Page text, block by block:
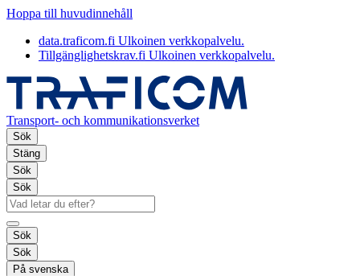
Hoppa till huvudinnehåll
data.traficom.fi Ulkoinen verkkopalvelu.
Tillgänglighetskrav.fi Ulkoinen verkkopalvelu.
Transport- och kommunikationsverket
Sök
Stäng
Sök
Sök
Sök
Sök
På svenska